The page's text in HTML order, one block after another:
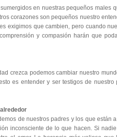
en nuestras pequeños males
corazones son pequeños nuestro
exigimos que cambien, pero cuando
y compasión harán que
crezca podemos cambiar nuestro
es entender y ser testigos de
de nuestros padres y los que están
inconsciente de lo que hacen. Si